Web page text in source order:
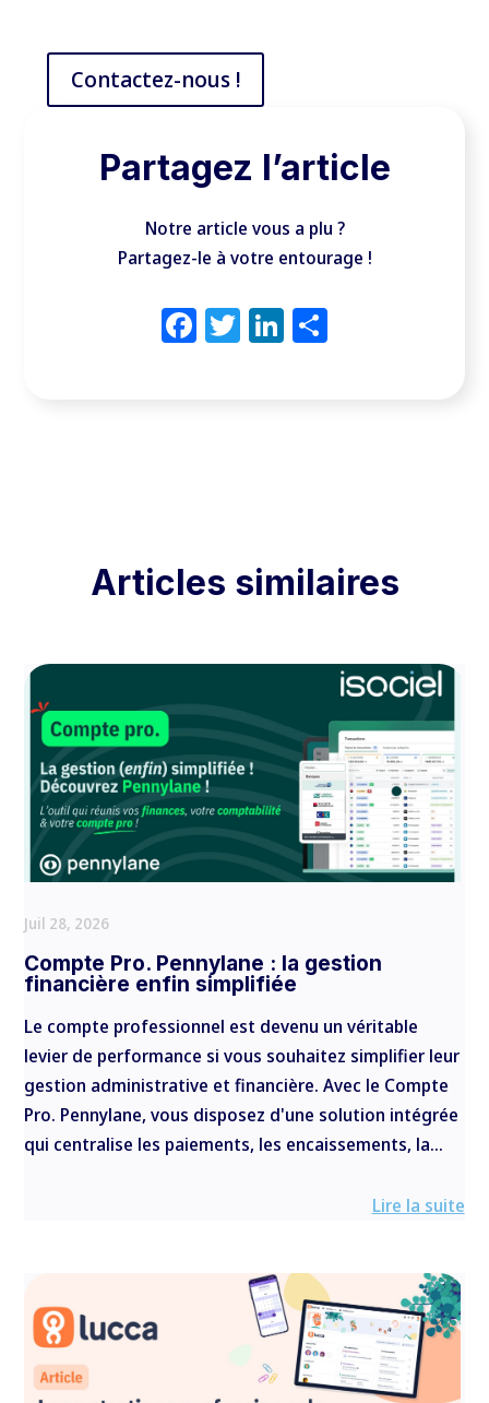
Contactez-nous !
Partagez l’article
Notre article vous a plu ?
Partagez-le à votre entourage !
Facebook
TwitterLinkedIn
Articles similaires
Compte Pro. Pennylane : la gestion
financière enfin simplifiée
Juil 28, 2026
Le compte professionnel est devenu un véritable
levier de performance si vous souhaitez simplifier leur
gestion administrative et financière. Avec le Compte
Pro. Pennylane, vous disposez d'une solution intégrée
qui centralise les paiements, les encaissements, la...
Lire la suite